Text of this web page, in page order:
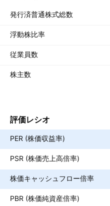
発行済普通株式総数
浮動株比率
従業員数
株主数
評価レシオ
PER (株価収益率)
PSR (株価売上高倍率)
株価キャッシュフロー倍率
PBR (株価純資産倍率)